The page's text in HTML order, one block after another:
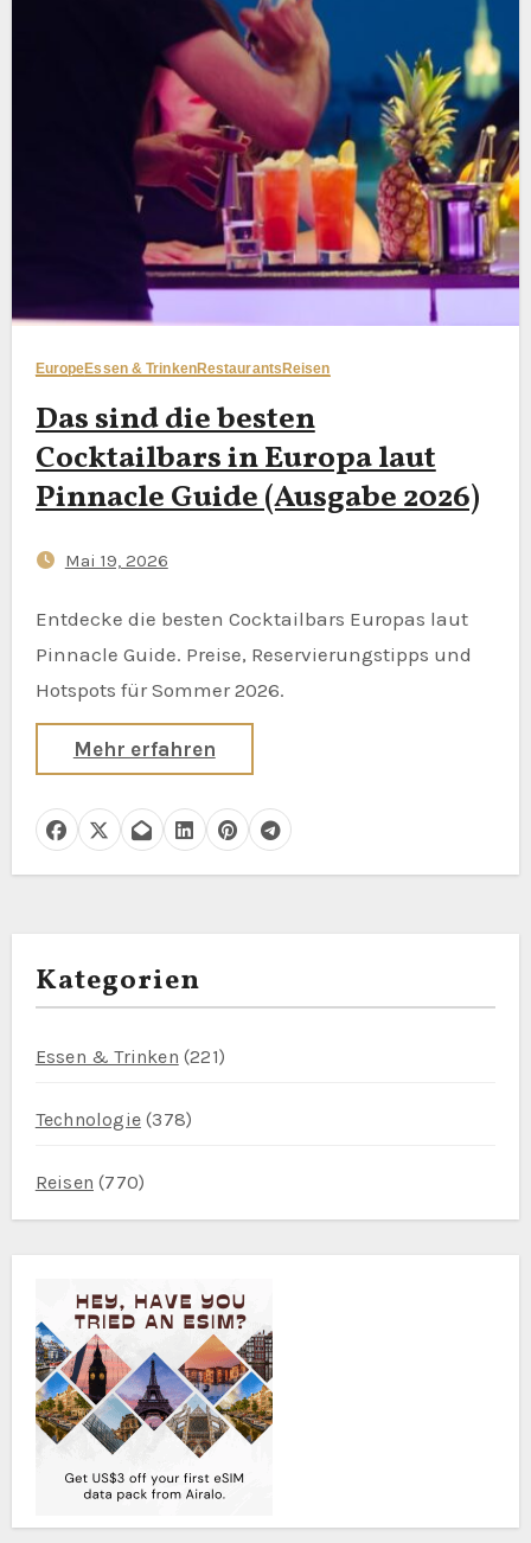
EuropeEssen & TrinkenRestaurantsReisen
Das sind die besten
Cocktailbars in Europa laut
Pinnacle Guide (Ausgabe 2026)
Mai 19, 2026
Entdecke die besten Cocktailbars Europas laut
Pinnacle Guide. Preise, Reservierungstipps und
Hotspots für Sommer 2026.
Mehr erfahren
Kategorien
Essen & Trinken (221)
Technologie(378)
Reisen (770)